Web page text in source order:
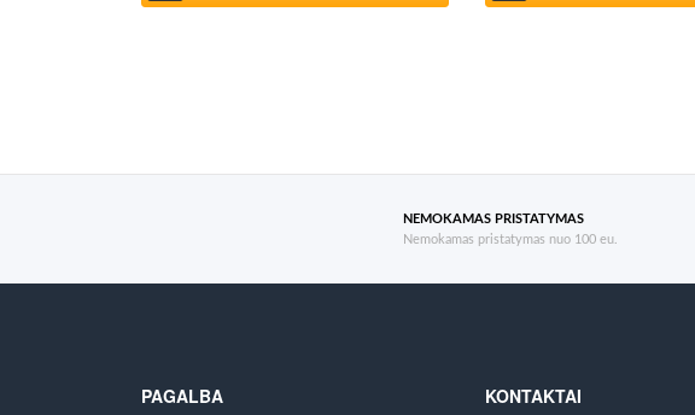
NEMOKAMAS PRISTATYMAS
Nemokamas pristatymas nuo 100 eu.
PAGALBA KONTAKTAI